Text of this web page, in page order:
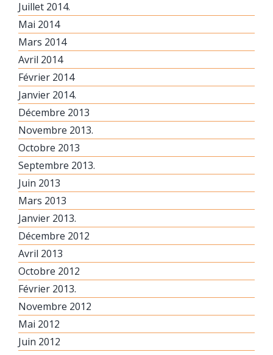
Juillet 2014.
Mai 2014
Mars 2014
Avril 2014
Février 2014
Janvier 2014.
Décembre 2013
Novembre 2013.
Octobre 2013
Septembre 2013.
Juin 2013
Mars 2013
Janvier 2013.
Décembre 2012
Avril 2013
Octobre 2012
Février 2013.
Novembre 2012
Mai 2012
Juin 2012